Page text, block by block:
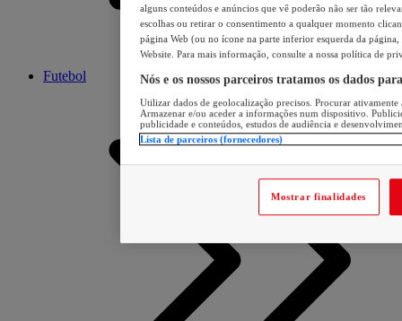
Futebol
alguns conteúdos e anúncios que vê poderão não ser tão
escolhas ou retirar o consentimento a qualquer momento
página Web (ou no ícone na parte inferior esquerda da página,
Website. Para mais informação, consulte a nossa política de
Nós e os nossos parceiros tratamos os dados
Utilizar dados de geolocalização precisos. Procurar
Armazenar e/ou aceder a informações num dispositivo.
publicidade e conteúdos, estudos de audiência e
Lista de parceiros (fornecedores)
Mostrar finalidades